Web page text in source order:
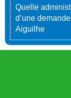
Quelle
d’une
Aiguilhe